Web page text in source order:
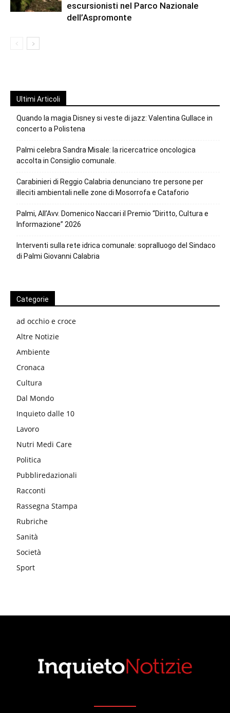
escursionisti nel Parco Nazionale
dell’Aspromonte
Ultimi Articoli
Quando la magia Disney si veste di jazz: Valentina Gullace in
concerto a Polistena
Palmi celebra Sandra Misale: la ricercatrice oncologica
accolta in Consiglio comunale.
Carabinieri di Reggio Calabria denunciano tre persone per
illeciti ambientali nelle zone di Mosorrofa e Cataforio
Palmi, All’Avv. Domenico Naccari il Premio “Diritto, Cultura e
Informazione” 2026
Interventi sulla rete idrica comunale: sopralluogo del Sindaco
di Palmi Giovanni Calabria
Categorie
ad occhio e croce
Altre Notizie
Ambiente
Cronaca
Cultura
Dal Mondo
Inquieto dalle 10
Lavoro
Nutri Medi Care
Politica
Pubbliredazionali
Racconti
Rassegna Stampa
Rubriche
Sanità
Società
Sport